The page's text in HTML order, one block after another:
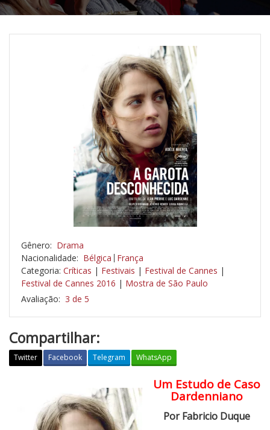
Gênero: Drama
Nacionalidade: Bélgica França
Categoria: Críticas | Festivais | Festival de Cannes |
Festival de Cannes 2016 | Mostra de São Paulo
Avaliação: 3 de 5
Compartilhar:
Twitter Facebook Telegram WhatsApp
Um Estudo de Caso
Dardenniano
Por Fabricio Duque